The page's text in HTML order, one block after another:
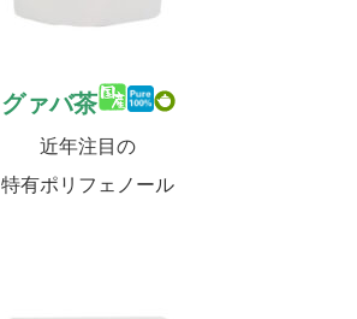
グァバ茶
近年注目の
特有ポリフェノール